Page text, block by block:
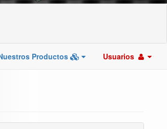
Productos Usuarios